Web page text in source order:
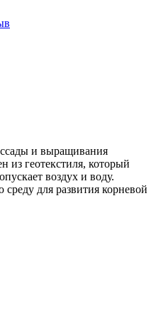
и выращивания
из геотекстиля, который
воздух и воду.
для развития корневой